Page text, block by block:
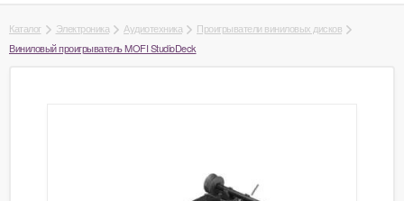
Каталог Электроника Аудиотехника
Проигрыватели виниловых дисков
Виниловый проигрыватель MOFI StudioDeck